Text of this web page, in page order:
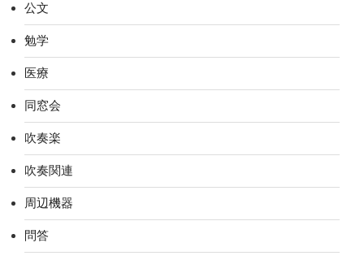
公文
勉学
医療
同窓会
吹奏楽
吹奏関連
周辺機器
問答